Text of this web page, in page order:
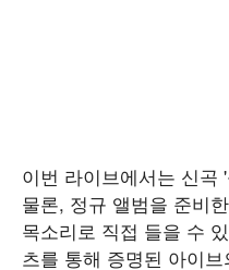
이번 라이브에서는 신곡
물론, 정규 앨범을 준비
목소리로 직접 들을 수
츠를 통해 증명된 아이